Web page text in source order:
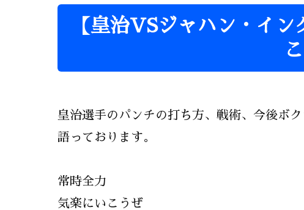
【皇治VSジャハン・イ
皇治選手のパンチの打ち方、戦術、今後ボ
語っております。
常時全力
気楽にいこうぜ